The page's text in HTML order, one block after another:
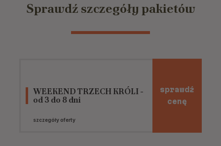
Sprawdź szczegóły pakietów
WEEKEND TRZECH KRÓLI -
od 3 do 8 dni
szczegóły oferty
sprawdź
cenę